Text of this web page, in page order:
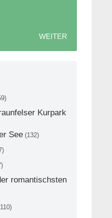
WEITER
Kurpark
See (132)
romantischsten